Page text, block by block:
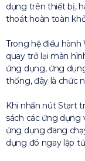
dụng trên thiết bị,
thoát hoàn toàn
Trong hệ điều
quay trở lại màn
ứng dụng, ứng
thống, đây là chức
Khi nhấn nút Start
sách các ứng dụng
ứng dụng đang
dụng đó ngay lập